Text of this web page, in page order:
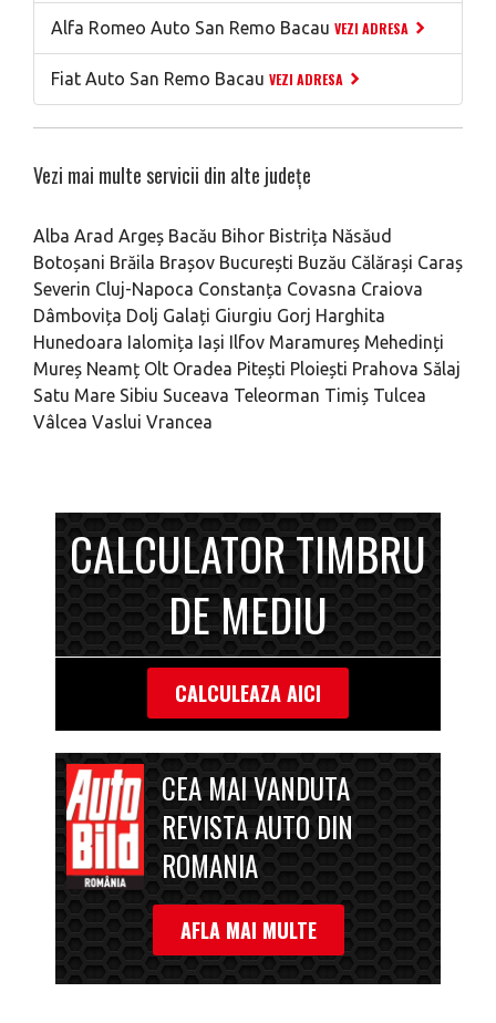
Alfa Romeo Auto San Remo Bacau VEZI ADRESA
Fiat Auto San Remo Bacau VEZI ADRESA
Vezi mai multe servicii din alte județe
Alba Arad Argeș Bacău Bihor Bistrița Năsăud
Botoșani Brăila Brașov București Buzău Călărași Caraș
Severin Cluj-Napoca Constanța Covasna Craiova
Dâmbovița Dolj Galați Giurgiu Gorj Harghita
Hunedoara Ialomița Iași Ilfov Maramureș Mehedinți
Mureș Neamț Olt Oradea Pitești Ploiești Prahova Sălaj
Satu Mare Sibiu Suceava Teleorman Timiș Tulcea
Vâlcea Vaslui Vrancea
CALCULATOR TIMBRU
DE MEDIU
CALCULEAZA AICI
CEA MAI VANDUTA
REVISTA AUTO DIN
ROMANIA
AFLA MAI MULTE